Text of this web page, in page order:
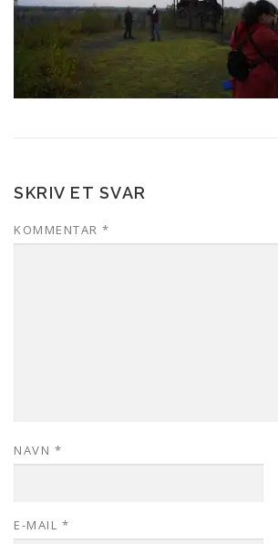
SKRIV ET SVAR
KOMMENTAR *
NAVN *
E-MAIL *